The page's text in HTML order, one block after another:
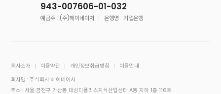
943-007606-01-032
예금주 : (주)헤이네이처 은행명 : 기업은행
회사소개 이용약관 개인정보취급방침
이용안내
회사명 : 주식회사 헤이네이처
주소 : 서울 금천구 가산동 대성디폴리스지식산업센터 A동 지하 1층 116호